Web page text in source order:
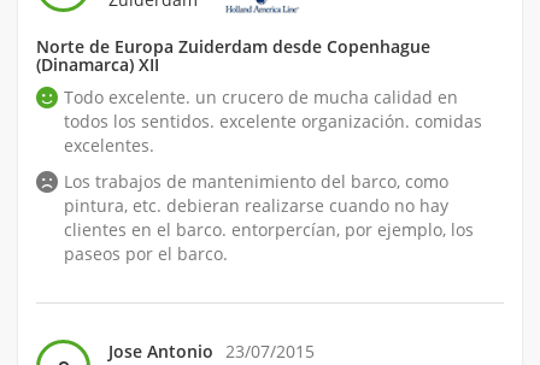
Norte de Europa Zuiderdam desde Copenhague
(Dinamarca) XII
Todo excelente. un crucero de mucha calidad en
todos los sentidos. excelente organización. comidas
excelentes.
Los trabajos de mantenimiento del barco, como
pintura, etc. debieran realizarse cuando no hay
clientes en el barco. entorpercían, por ejemplo, los
paseos por el barco.
Jose Antonio 23/07/2015